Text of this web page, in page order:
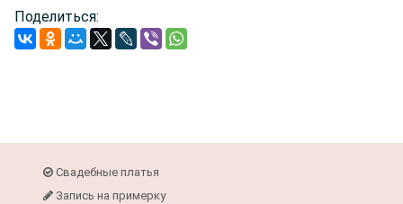
Поделиться:
Свадебные платья
Запись на примерку